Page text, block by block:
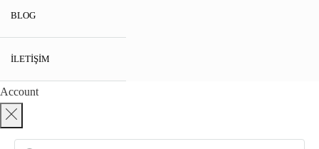
BLOG
İLETIŞIM
Account